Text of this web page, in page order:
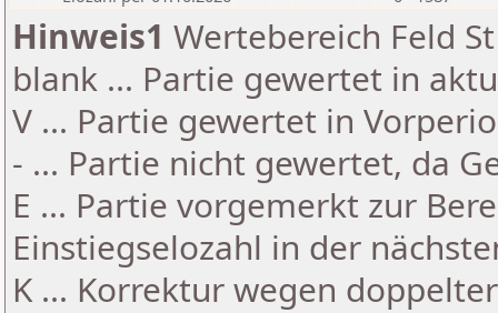
Hinweis1 Wertebereich Feld
blank ... Partie gewertet in
V ... Partie gewertet in
- ... Partie nicht gewertet, da
E ... Partie vorgemerkt zur
Einstiegselozahl in der
K ... Korrektur wegen